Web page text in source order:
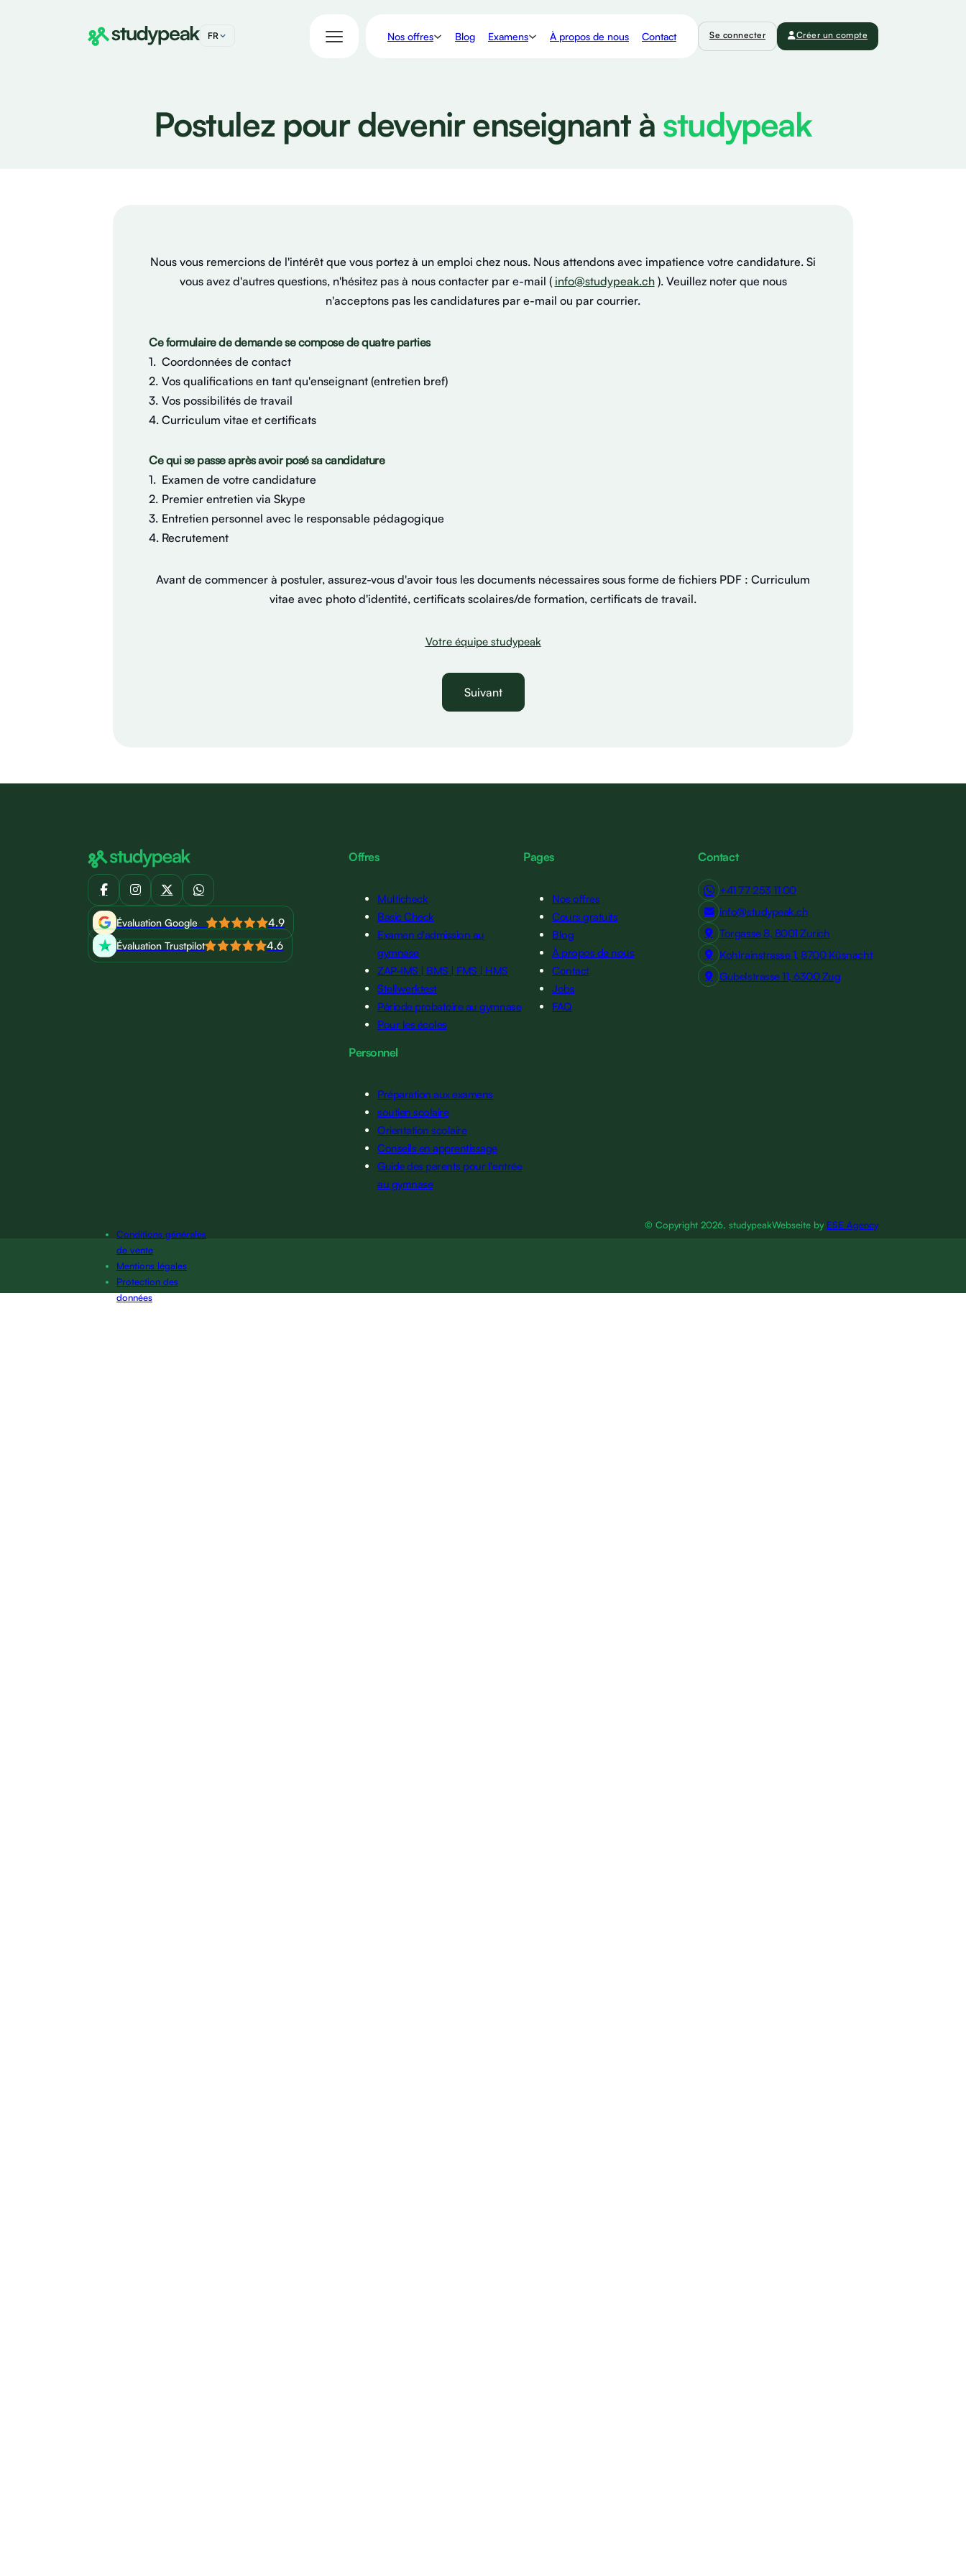
FR
EN
Nos offres Blog Examens À propos de nous Contact Se connecter Créer un compte
Postulez pour devenir enseignant à studypeak
Nous vous remercions de l'intérêt que vous portez à un emploi chez nous. Nous attendons avec impatience votre candidature. Si
vous avez d'autres questions, n'hésitez pas à nous contacter par e-mail ( info@studypeak.ch). Veuillez noter que nous
n'acceptons pas les candidatures par e-mail ou par courrier.
Ce formulaire de demande se compose de quatre parties
Coordonnées de contact
Vos qualifications en tant qu'enseignant (entretien bref)
Vos possibilités de travail
Curriculum vitae et certificats
Ce qui se passe après avoir posé sa candidature
Examen de votre candidature
Premier entretien via Skype
Entretien personnel avec le responsable pédagogique
Recrutement
Avant de commencer à postuler, assurez-vous d'avoir tous les documents nécessaires sous forme de fichiers PDF : Curriculum
vitae avec photo d'identité, certificats scolaires/de formation, certificats de travail.
Votre équipe studypeak
Suivant
Évaluation Google 4.9
Évaluation Trustpilot 4.6
Offres
Multicheck
Basic Check
Examen d'admission au
gymnase
ZAP-IMS | BMS | FMS | HMS
Stellwerktest
Période probatoire au gymnase
Pour les écoles
Personnel
Préparation aux examens
soutien scolaire
Orientation scolaire
Conseils en apprentissage
Guide des parents pour l'entrée
au gymnase
Pages
Nos offres
Cours gratuits
Blog
À propos de nous
Contact
Jobs
FAQ
Contact
+41 77 253 11 00
info@studypeak.ch
Torgasse 8, 8001 Zurich
Kohlrainstrasse 1, 8700 Küsnacht
Gubelstrasse 11, 6300 Zug
Conditions générales
de vente
Mentions légales
Protection des
données
© Copyright 2026, studypeakWebseite by ESE Agency